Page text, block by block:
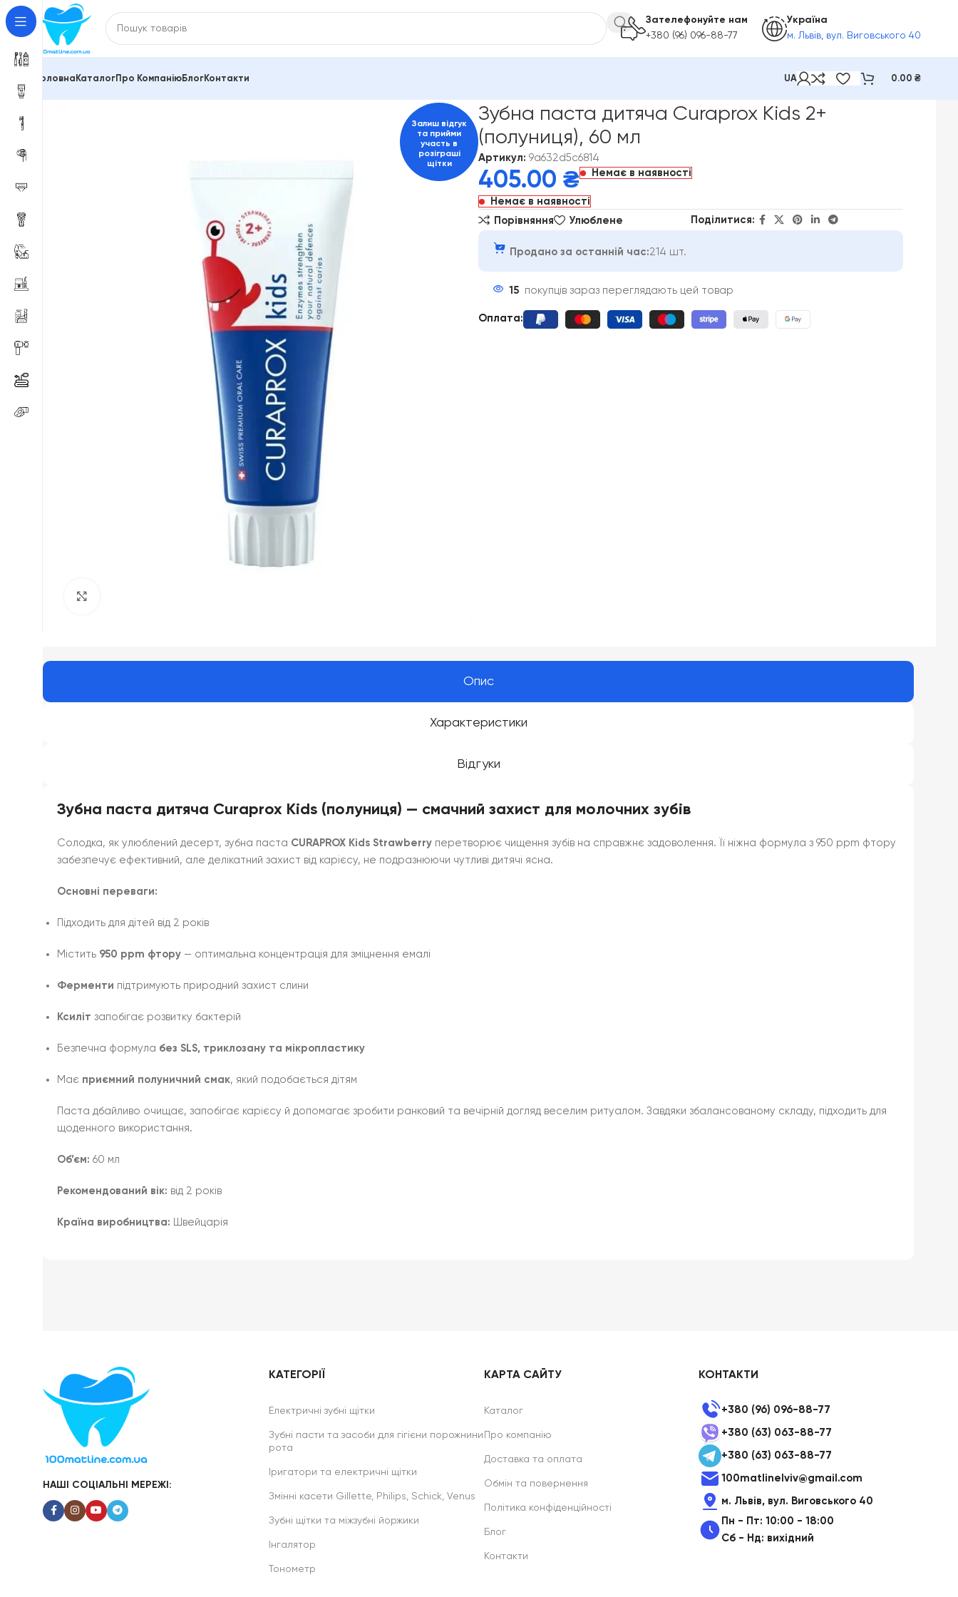
Зателефонуйте нам
+380 (96) 096-88-77
Україна
м. Львів, вул. Виговського 40
Головна КаталогПро КомпаніюБлогКонтакти UA 0.00 ₴
Залиш відгук
та прийми
участь в
розіграші
щітки
Зубна паста дитяча Curaprox Kids 2+
(полуниця), 60 мл
Артикул: 9a632d5c6814
405.00 ₴ Немає в наявності
Немає в наявності
Порівняння
Улюблене Поділитися:
Продано за останній час:214 шт.
15 покупців зараз переглядають цей товар
Оплата:
Опис
Характеристики
Відгуки
Зубна паста дитяча Curaprox Kids (полуниця) — смачний захист для молочних зубів
Солодка, як улюблений десерт, зубна паста CURAPROX Kids Strawberry перетворює чищення зубів на справжнє задоволення. Її ніжна формула з 950 ppm фтору
забезпечує ефективний, але делікатний захист від карієсу, не подразнюючи чутливі дитячі ясна.
Основні переваги:
Підходить для дітей від 2 років
Містить 950 ppm фтору — оптимальна концентрація для зміцнення емалі
Ферменти підтримують природний захист слини
Ксиліт запобігає розвитку бактерій
Безпечна формула без SLS, триклозану та мікропластику
Має приємний полуничний смак, який подобається дітям
Паста дбайливо очищає, запобігає карієсу й допомагає зробити ранковий та вечірній догляд веселим ритуалом. Завдяки збалансованому складу, підходить для
щоденного використання.
Об’єм: 60 мл
Рекомендований вік: від 2 років
Країна виробництва: Швейцарія
НАШІ СОЦІАЛЬНІ МЕРЕЖІ:
КАТЕГОРІЇ
Електричні зубні щітки
Зубні пасти та засоби для гігієни порожнини
рота
Іригатори та електричні щітки
Змінні касети Gillette, Philips, Schick, Venus
Зубні щітки та міжзубні йоржики
Інгалятор
Тонометр
КАРТА САЙТУ
Каталог
Про компанію
Доставка та оплата
Обмін та повернення
Політика конфіденційності
Блог
Контакти
КОНТАКТИ
+380 (96) 096-88-77
+380 (63) 063-88-77
+380 (63) 063-88-77
100matlinelviv@gmail.com
м. Львів, вул. Виговського 40
Пн - Пт: 10:00 - 18:00
Сб - Нд: вихідний